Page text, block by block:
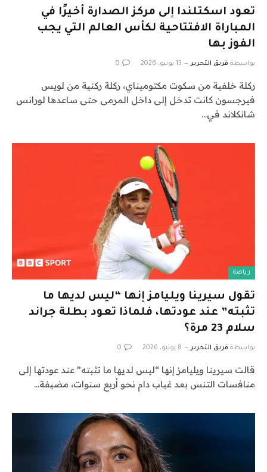
تعود اسكتلندا إلى مركز الصدارة أخيرًا في
المباراة الافتتاحية لكأس العالم التي يجب
الفوز بها
بواسطة فريق التحرير 13 يونيو، 2026 0
ركلة خلفية من سكوت مكتوميناي، ركلة ركنية من لويس
فيرجسون كانت تدخل إلى داخل المرمى حتى ساعدها لورانس
شانكلاند في…
رياضة
تقول سيرينا ويليامز إنها “ليس لديها ما
تثبته” عند عودتها، فلماذا تعود بطلة جراند
سلام 23 مرة؟
بواسطة فريق التحرير 8 يونيو، 2026 0
قالت سيرينا ويليامز إنها “ليس لديها ما تثبته” عند عودتها إلى
منافسات التنس بعد غياب دام نحو أربع سنوات، مضيفة…